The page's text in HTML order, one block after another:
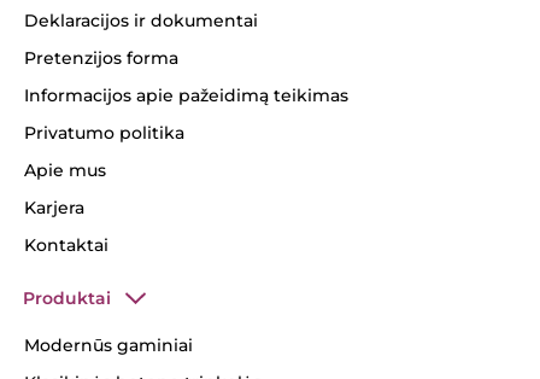
Deklaracijos ir dokumentai
Pretenzijos forma
Informacijos apie pažeidimą teikimas
Privatumo politika
Apie mus
Karjera
Kontaktai
Produktai
Modernūs gaminiai